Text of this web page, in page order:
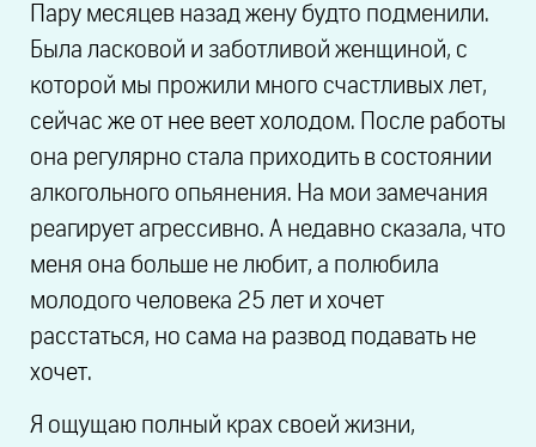
Пару месяцев назад жену будто подменили.
Была ласковой и заботливой женщиной, с
которой мы прожили много счастливых лет,
сейчас же от нее веет холодом. После работы
она регулярно стала приходить в состоянии
алкогольного опьянения. На мои замечания
реагирует агрессивно. А недавно сказала, что
меня она больше не любит, а полюбила
молодого человека 25 лет и хочет
расстаться, но сама на развод подавать не
хочет.
Я ощущаю полный крах своей жизни,